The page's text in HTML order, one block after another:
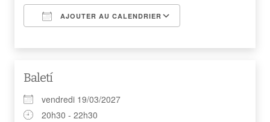
AJOUTER AU CALENDRIER
Baletí
vendredi 19/03/2027
20h30 - 22h30